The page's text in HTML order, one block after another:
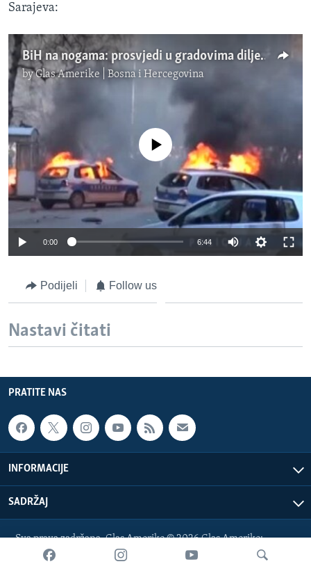
Sarajeva:
BiH na nogama: prosvjedi u gradovima diljem zemlje
byGlas Amerike | Bosna i Hercegovina
No media source currently available
0:00 6:44
Podijeli Follow us
Nastavi čitati
PRATITE NAS
INFORMACIJE
SADRŽAJ
Sva prava zadržana. Glas Amerike © 2026 Glas Amerike:
bosnian-service@voanews.com